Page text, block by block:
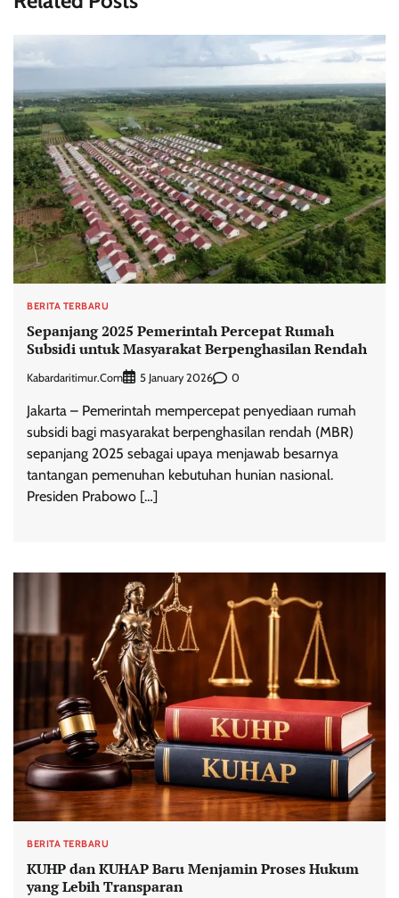
BERITA TERBARU
Sepanjang 2025 Pemerintah Percepat Rumah
Subsidi untuk Masyarakat Berpenghasilan Rendah
Kabardaritimur.com 5 January 2026 0
Jakarta – Pemerintah mempercepat penyediaan rumah
subsidi bagi masyarakat berpenghasilan rendah (MBR)
sepanjang 2025 sebagai upaya menjawab besarnya
tantangan pemenuhan kebutuhan hunian nasional.
Presiden Prabowo […]
BERITA TERBARU
KUHP dan KUHAP Baru Menjamin Proses Hukum
yang Lebih Transparan